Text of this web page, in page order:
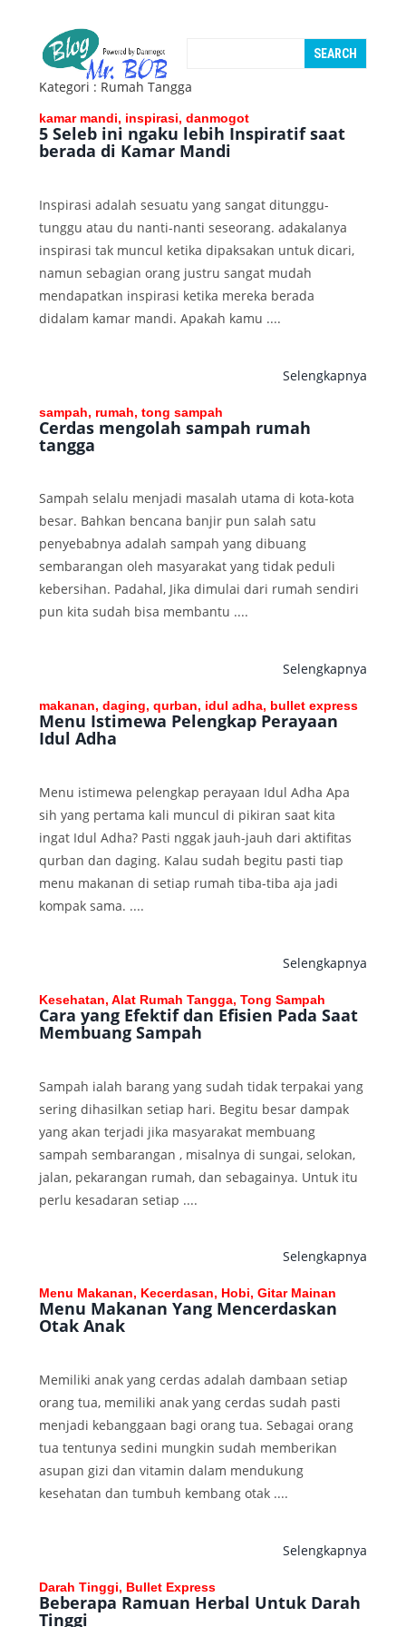
Kategori : Rumah Tangga
kamar mandi, inspirasi, danmogot
5 Seleb ini ngaku lebih Inspiratif saat
berada di Kamar Mandi
Inspirasi adalah sesuatu yang sangat ditunggu-
tunggu atau du nanti-nanti seseorang. adakalanya
inspirasi tak muncul ketika dipaksakan untuk dicari,
namun sebagian orang justru sangat mudah
mendapatkan inspirasi ketika mereka berada
didalam kamar mandi. Apakah kamu ....
Selengkapnya
sampah, rumah, tong sampah
Cerdas mengolah sampah rumah
tangga
Sampah selalu menjadi masalah utama di kota-kota
besar. Bahkan bencana banjir pun salah satu
penyebabnya adalah sampah yang dibuang
sembarangan oleh masyarakat yang tidak peduli
kebersihan. Padahal, Jika dimulai dari rumah sendiri
pun kita sudah bisa membantu ....
Selengkapnya
makanan, daging, qurban, idul adha, bullet express
Menu Istimewa Pelengkap Perayaan
Idul Adha
Menu istimewa pelengkap perayaan Idul Adha Apa
sih yang pertama kali muncul di pikiran saat kita
ingat Idul Adha? Pasti nggak jauh-jauh dari aktifitas
qurban dan daging. Kalau sudah begitu pasti tiap
menu makanan di setiap rumah tiba-tiba aja jadi
kompak sama. ....
Selengkapnya
Kesehatan, Alat Rumah Tangga, Tong Sampah
Cara yang Efektif dan Efisien Pada Saat
Membuang Sampah
Sampah ialah barang yang sudah tidak terpakai yang
sering dihasilkan setiap hari. Begitu besar dampak
yang akan terjadi jika masyarakat membuang
sampah sembarangan , misalnya di sungai, selokan,
jalan, pekarangan rumah, dan sebagainya. Untuk itu
perlu kesadaran setiap ....
Selengkapnya
Menu Makanan, Kecerdasan, Hobi, Gitar Mainan
Menu Makanan Yang Mencerdaskan
Otak Anak
Memiliki anak yang cerdas adalah dambaan setiap
orang tua, memiliki anak yang cerdas sudah pasti
menjadi kebanggaan bagi orang tua. Sebagai orang
tua tentunya sedini mungkin sudah memberikan
asupan gizi dan vitamin dalam mendukung
kesehatan dan tumbuh kembang otak ....
Selengkapnya
Darah Tinggi, Bullet Express
Beberapa Ramuan Herbal Untuk Darah
Tinggi